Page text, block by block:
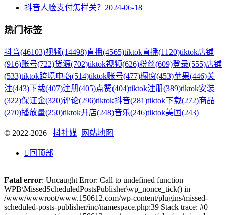
抖音人脸支付怎样关？ 2024-06-18
热门标签
抖音(46103)视频(14498)直播(4565)tiktok直播(1120)tiktok店铺
(916)账号(722)货源(702)tiktok视频(626)粉丝(609)登录(555)店铺
(533)tiktok跨境电商(514)tiktok账号(477)橱窗(453)苹果(446)关
注(443)下载(407)注册(405)点赞(404)tiktok注册(389)tiktok安装
(322)保证金(320)评论(296)tiktok抖音(281)tiktok下载(272)商品
(270)播放量(250)tiktok开店(248)音乐(246)tiktok美国(243)
© 2022-2026 抖社媒 网站地图
 回顶部
Fatal error: Uncaught Error: Call to undefined function
WPB\MissedScheduledPostsPublisher\wp_nonce_tick() in
/www/wwwroot/www.150612.com/wp-content/plugins/missed-
scheduled-posts-publisher/inc/namespace.php:39 Stack trace: #0